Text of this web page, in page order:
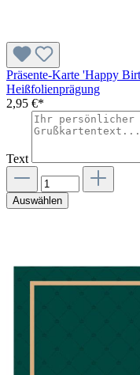
Präsente-Karte 'Happy
Heißfolienprägung
2,95 €*
Text
Auswählen